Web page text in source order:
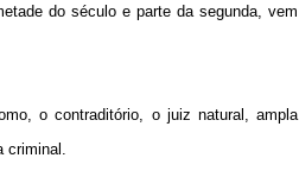
do século e parte da segunda, vem
o contraditório, o juiz natural, ampla